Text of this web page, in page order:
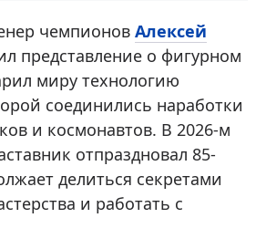
чемпионов Алексей
представление о фигурном
миру технологию
соединились наработки
и космонавтов. В 2026-м
отпраздновал 85-
делиться секретами
и работать с